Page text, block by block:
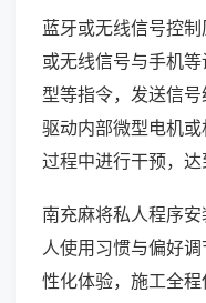
蓝牙或无线信号控
或无线信号与手机
型等指令，发送信
驱动内部微型电机
过程中进行干预，达
南充麻将私人程序
人使用习惯与偏好
性化体验，施工全